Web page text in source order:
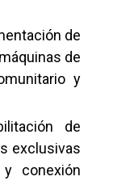
de
de
y
de
exclusivas
conexión